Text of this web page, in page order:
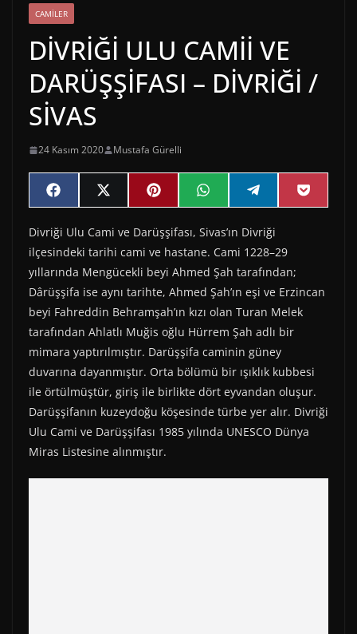
CAMILER
DİVRİĞİ ULU CAMİİ VE
DARÜŞŞİFASI – DİVRİĞİ /
SİVAS
24 Kasım 2020 Mustafa Gürelli
Share
on
F
a
e
b
o
o
k
Share
on
X
(
w
i
t
t
e
r
)
Share
on
P
i
t
e
r
e
s
t
Share
on
W
h
t
s
A
p
p
Share
on
e
e
g
r
a
m
Share
on
P
o
Divriği Ulu Cami ve Darüşşifası, Sivas’ın Divriği
ilçesindeki tarihi cami ve hastane. Cami 1228–29
yıllarında Mengücekli beyi Ahmed Şah tarafından;
Dârüşşifa ise aynı tarihte, Ahmed Şah’ın eşi ve Erzincan
beyi Fahreddin Behramşah’ın kızı olan Turan Melek
tarafından Ahlatlı Muğis oğlu Hürrem Şah adlı bir
mimara yaptırılmıştır. Darüşşifa caminin güney
duvarına dayanmıştır. Orta bölümü bir ışıklık kubbesi
ile örtülmüştür, giriş ile birlikte dört eyvandan oluşur.
Darüşşifanın kuzeydoğu köşesinde türbe yer alır. Divriği
Ulu Cami ve Darüşşifası 1985 yılında UNESCO Dünya
Miras Listesine alınmıştır.